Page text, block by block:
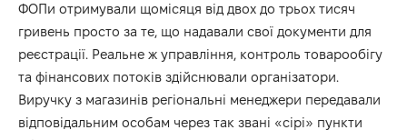
ФОПи отримували щомісяця від двох до трьох тисяч
гривень просто за те, що надавали свої документи для
реєстрації. Реальне ж управління, контроль товарообігу
та фінансових потоків здійснювали організатори.
Виручку з магазинів регіональні менеджери передавали
відповідальним особам через так звані «сірі» пункти